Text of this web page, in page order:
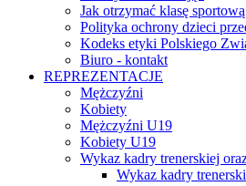
Jak otrzymać klasę
Polityka ochrony dzieci
Kodeks etyki Polskiego
Biuro - kontakt
REPREZENTACJE
Mężczyźni
Kobiety
Mężczyźni U19
Kobiety U19
Wykaz kadry trenerskiej
Wykaz kadry